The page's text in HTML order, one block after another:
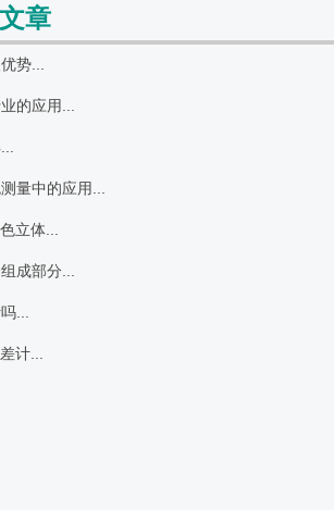
章
势...
的应用...
量中的应用...
立体...
成部分...
...
计...